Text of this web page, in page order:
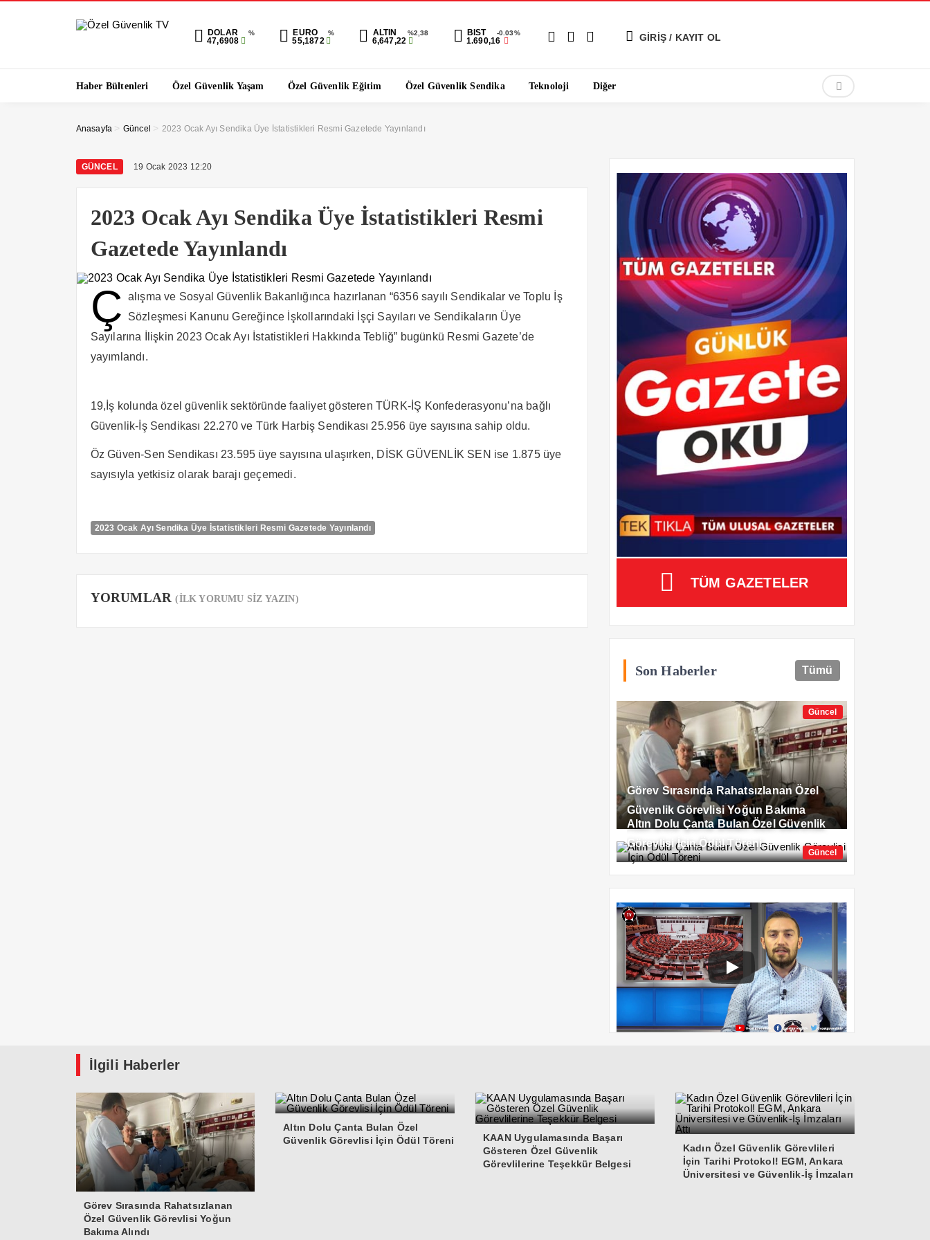
DOLAR %
47,6908
EURO %
55,1872
ALTIN %2,38
6,647,22
BIST -0.03%
1.690,16 GİRİŞ / KAYIT OL
Haber Bültenleri Özel Güvenlik Yaşam Özel Güvenlik Eğitim Özel Güvenlik Sendika Teknoloji Diğer
Anasayfa > Güncel > 2023 Ocak Ayı Sendika Üye İstatistikleri Resmi Gazetede Yayınlandı
GÜNCEL 19 Ocak 2023 12:20
2023 Ocak Ayı Sendika Üye İstatistikleri Resmi
Gazetede Yayınlandı
Ç alışma ve Sosyal Güvenlik Bakanlığınca hazırlanan “6356 sayılı Sendikalar ve Toplu İş
Sözleşmesi Kanunu Gereğince İşkollarındaki İşçi Sayıları ve Sendikaların Üye
Sayılarına İlişkin 2023 Ocak Ayı İstatistikleri Hakkında Tebliğ” bugünkü Resmi Gazete’de
yayımlandı.
19,İş kolunda özel güvenlik sektöründe faaliyet gösteren TÜRK-İŞ Konfederasyonu’na bağlı
Güvenlik-İş Sendikası 22.270 ve Türk Harbiş Sendikası 25.956 üye sayısına sahip oldu.
Öz Güven-Sen Sendikası 23.595 üye sayısına ulaşırken, DİSK GÜVENLİK SEN ise 1.875 üye
sayısıyla yetkisiz olarak barajı geçemedi.
2023 Ocak Ayı Sendika Üye İstatistikleri Resmi Gazetede Yayınlandı
YORUMLAR(İLK YORUMU SİZ YAZIN)
TÜM GAZETELER
Son Haberler Tümü
Güncel
Görev Sırasında Rahatsızlanan Özel
Güvenlik Görevlisi Yoğun Bakıma
Alındı
Güncel
Altın Dolu Çanta Bulan Özel Güvenlik
Görevlisi İçin Ödül Töreni
İlgili Haberler
Görev Sırasında Rahatsızlanan
Özel Güvenlik Görevlisi Yoğun
Bakıma Alındı
Altın Dolu Çanta Bulan Özel
Güvenlik Görevlisi İçin Ödül Töreni
KAAN Uygulamasında Başarı
Gösteren Özel Güvenlik
Görevlilerine Teşekkür Belgesi
Kadın Özel Güvenlik Görevlileri
İçin Tarihi Protokol! EGM, Ankara
Üniversitesi ve Güvenlik-İş İmzaları